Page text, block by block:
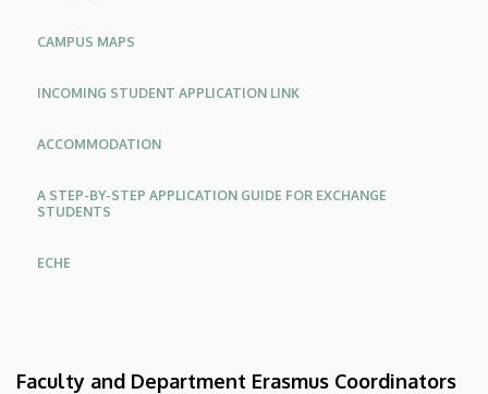
CAMPUS MAPS
INCOMING STUDENT APPLICATION LINK
ACCOMMODATION
A STEP-BY-STEP APPLICATION GUIDE FOR EXCHANGE
STUDENTS
ECHE
Faculty and Department Erasmus Coordinators